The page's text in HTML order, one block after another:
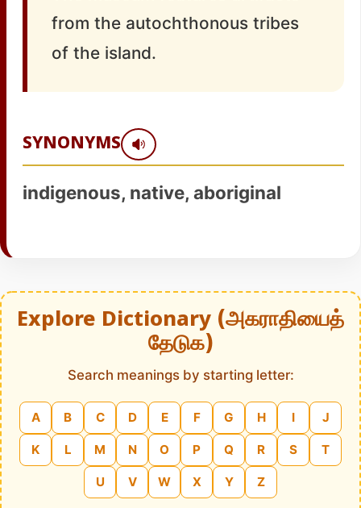
from the autochthonous tribes
of the island.
SYNONYMS
indigenous, native, aboriginal
Explore Dictionary (அகராதியைத்
தேடுக)
Search meanings by starting letter:
A B C D E F G H I J
K L M N O P Q R S T
U V W X Y Z